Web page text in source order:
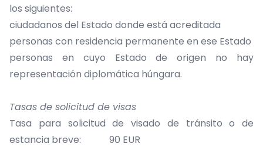
los siguientes:
ciudadanos del Estado donde está acreditada
personas con residencia permanente en ese Estado
personas en cuyo Estado de origen no hay
representación diplomática húngara.
Tasas de solicitud de visas
Tasa para solicitud de visado de tránsito o de
estancia breve: 90 EUR